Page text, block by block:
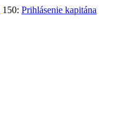
150: Prihlásenie kapitána